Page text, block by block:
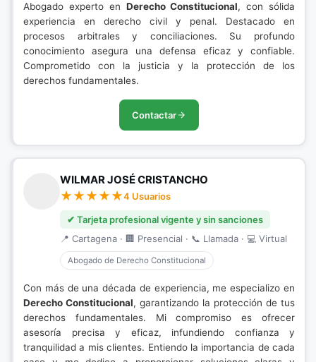
Abogado experto en Derecho Constitucional, con sólida
experiencia en derecho civil y penal. Destacado en
procesos arbitrales y conciliaciones. Su profundo
conocimiento asegura una defensa eficaz y confiable.
Comprometido con la justicia y la protección de los
derechos fundamentales.
Contactar
WILMAR JOSÉ CRISTANCHO
4 Usuarios
✔ Tarjeta profesional vigente y sin sanciones
📍 Cartagena · 🏢 Presencial · 📞 Llamada · 💻 Virtual
Abogado de Derecho Constitucional
Con más de una década de experiencia, me especializo en
Derecho Constitucional, garantizando la protección de tus
derechos fundamentales. Mi compromiso es ofrecer
asesoría precisa y eficaz, infundiendo confianza y
tranquilidad a mis clientes. Entiendo la importancia de cada